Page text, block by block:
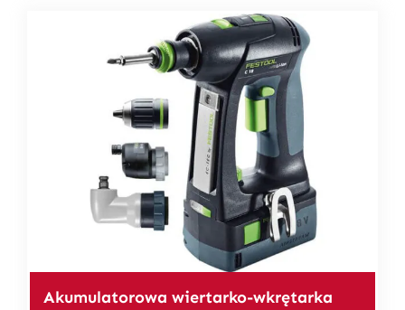
Akumulatorowa wiertarko-wkrętarka